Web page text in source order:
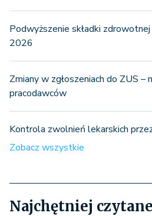
Podwyższenie składki
2026
Zmiany w zgłoszeniach do ZUS
pracodawców
Kontrola zwolnień lekarskich
Zobacz wszystkie
Najchętniej czytane